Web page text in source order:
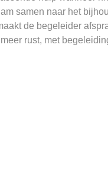
samen naar het
de begeleider
rust, met